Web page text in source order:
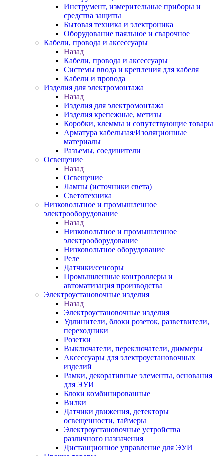
Инструмент, измерительные приборы и
средства защиты
Бытовая техника и электроника
Оборудование паяльное и сварочное
Кабели, провода и аксессуары
Назад
Кабели, провода и аксессуары
Системы ввода и крепления для кабеля
Кабели и провода
Изделия для электромонтажа
Назад
Изделия для электромонтажа
Изделия крепежные, метизы
Коробки, клеммы и сопутствующие товары
Арматура кабельная/Изоляционные
материалы
Разъемы, соединители
Освещение
Назад
Освещение
Лампы (источники света)
Светотехника
Низковольтное и промышленное
электрооборудование
Назад
Низковольтное и промышленное
электрооборудование
Низковольтное оборудование
Реле
Датчики/сенсоры
Промышленные контроллеры и
автоматизация производства
Электроустановочные изделия
Назад
Электроустановочные изделия
Удлинители, блоки розеток, разветвители,
переходники
Розетки
Выключатели, переключатели, диммеры
Аксессуары для электроустановочных
изделий
Рамки, декоративные элементы, основания
для ЭУИ
Блоки комбинированные
Вилки
Датчики движения, детекторы
освещенности, таймеры
Электроустановочные устройства
различного назначения
Дистанционное управление для ЭУИ